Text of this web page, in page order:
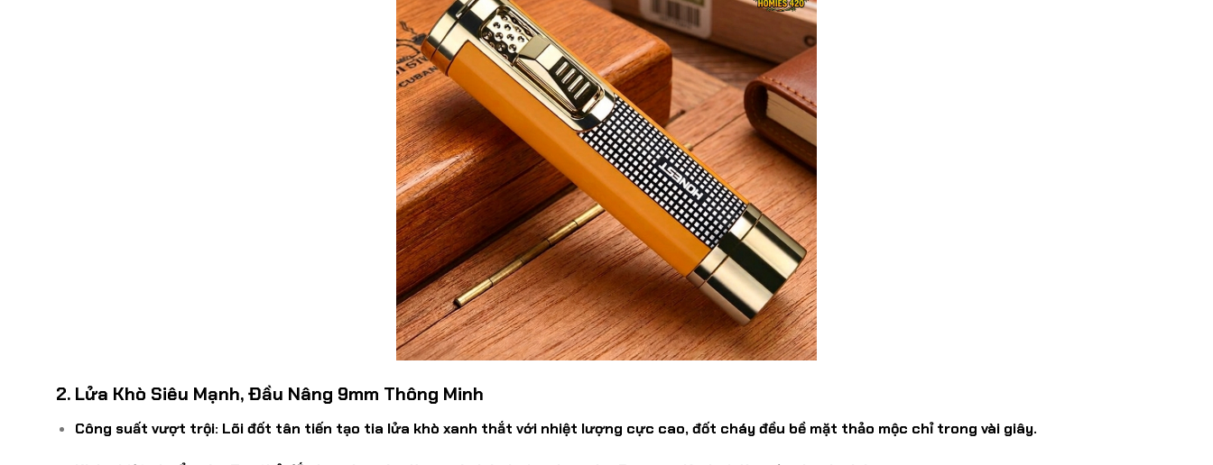
2. Lửa Khò Siêu Mạnh, Đầu Nâng 9mm Thông Minh
Công suất vượt trội: Lõi đốt tân tiến tạo tia lửa khò xanh thắt với nhiệt lượng cực cao, đốt cháy đều bề mặt thảo mộc chỉ trong vài giây.